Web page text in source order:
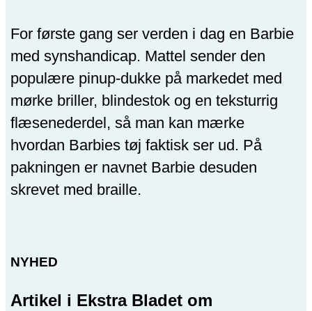
For første gang ser verden i dag en Barbie
med synshandicap. Mattel sender den
populære pinup-dukke på markedet med
mørke briller, blindestok og en teksturrig
flæsenederdel, så man kan mærke
hvordan Barbies tøj faktisk ser ud. På
pakningen er navnet Barbie desuden
skrevet med braille.
NYHED
Artikel i Ekstra Bladet om